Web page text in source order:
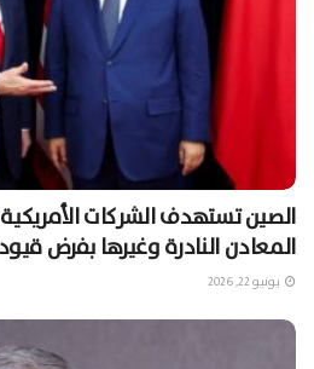
الصين تستهدف الشركات
المعادن النادرة وغيرها بفرض
يونيو 22, 2026